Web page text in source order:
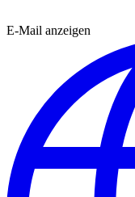
E-Mail anzeigen